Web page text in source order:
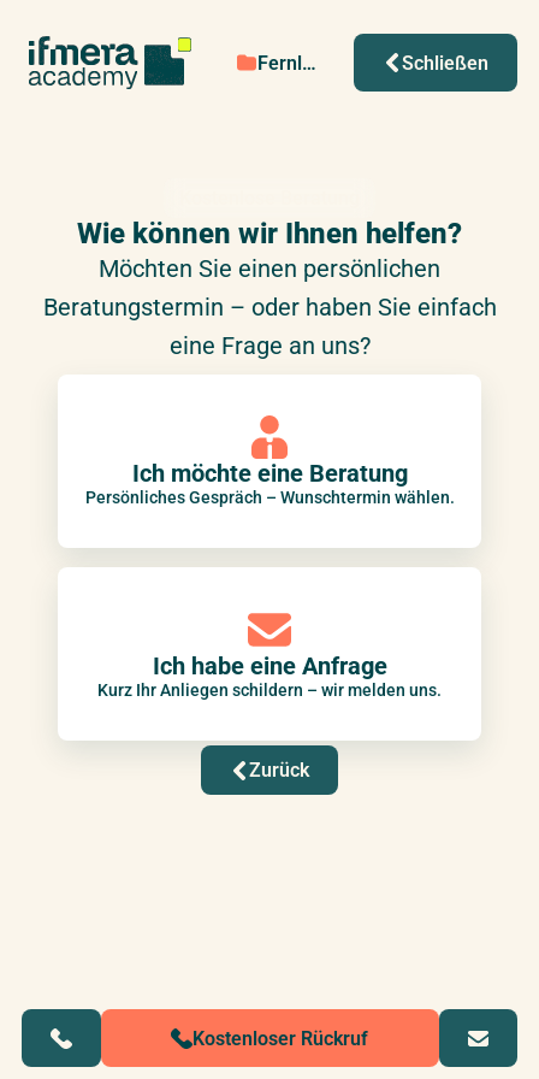
Fernlehrgänge Schließen
Wie können wir Ihnen helfen?
Möchten Sie einen persönlichen
Beratungstermin – oder haben Sie einfach
eine Frage an uns?
Ich möchte eine Beratung
Persönliches Gespräch – Wunschtermin wählen.
Ich habe eine Anfrage
Kurz Ihr Anliegen schildern – wir melden uns.
Zurück
Kostenloser Rückruf